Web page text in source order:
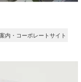
内・コーポレートサイト